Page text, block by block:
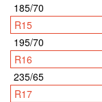
185/70
R15
195/70
R16
235/65
R17